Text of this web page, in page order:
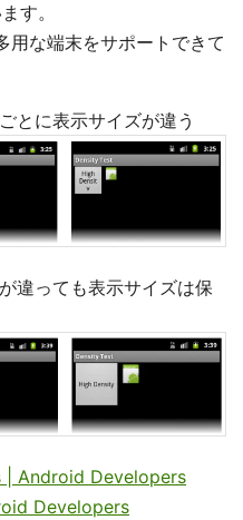
す。
な端末をサポートできて
とに表示サイズが違う
違っても表示サイズは保
Android Developers
Developers